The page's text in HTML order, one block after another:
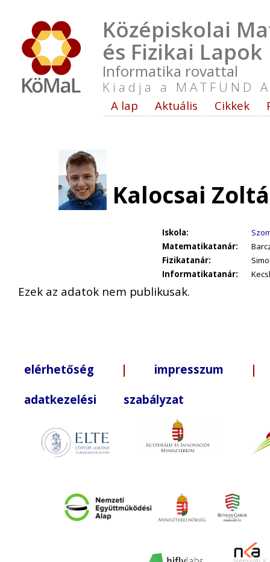
Középiskolai
és Fizikai Lapok
Informatika rovattal
Kiadja a MATFUND
A lap Aktuális Cikkek
Kalocsai
Iskola:
Matematikatanár:
Fizikatanár:
Informatikatanár:
Ezek az adatok nem publikusak.
elérhetőség | impresszum |
adatkezelési szabályzat